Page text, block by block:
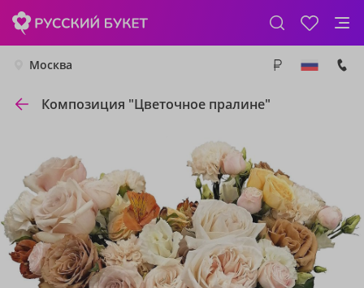
Москва
Композиция "Цветочное пралине"